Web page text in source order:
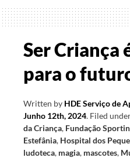
Ser Criança
para o
Written by HDE Serviço de
Junho 12th, 2024. Filed
da Criança, Fundação
Estefânia, Hospital dos
ludoteca, magia, mascotes,